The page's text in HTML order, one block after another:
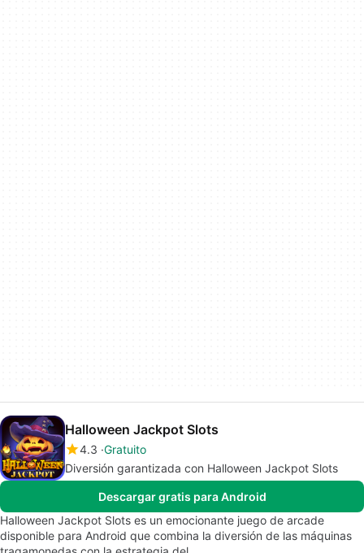
Halloween Jackpot Slots
4.3 Gratuito
Diversión garantizada con Halloween Jackpot Slots
Descargar gratis para Android
Halloween Jackpot Slots es un emocionante juego de arcade
disponible para Android que combina la diversión de las máquinas